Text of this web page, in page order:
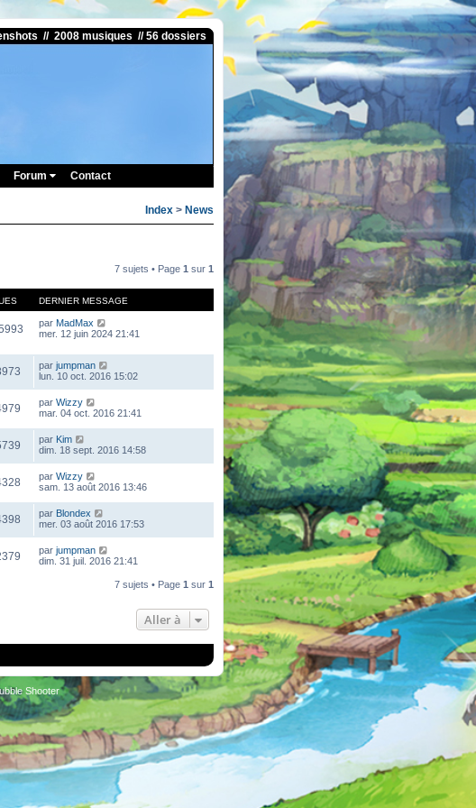
// 2008 musiques // 56 dossiers
Forum Contact
Index > News
7 sujets • Page 1 sur 1
DERNIER MESSAGE
par MadMax
mer. 12 juin 2024 21:41
par jumpman
lun. 10 oct. 2016 15:02
par Wizzy
mar. 04 oct. 2016 21:41
par Kim
dim. 18 sept. 2016 14:58
par Wizzy
sam. 13 août 2016 13:46
par Blondex
mer. 03 août 2016 17:53
par jumpman
dim. 31 juil. 2016 21:41
7 sujets • Page 1 sur 1
Aller à
Shooter